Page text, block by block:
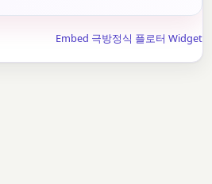
Embed 극방정식 플로터 Widget